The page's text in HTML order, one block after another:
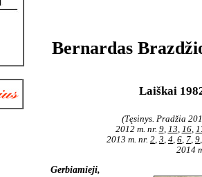
Bernardas
Laiškai
(Tęsinys. Pradžia
2012 m. nr. 9, 13, 16,
2013 m. nr. 2, 3, 4, 6, 7, 9,
2014
Gerbiamieji,